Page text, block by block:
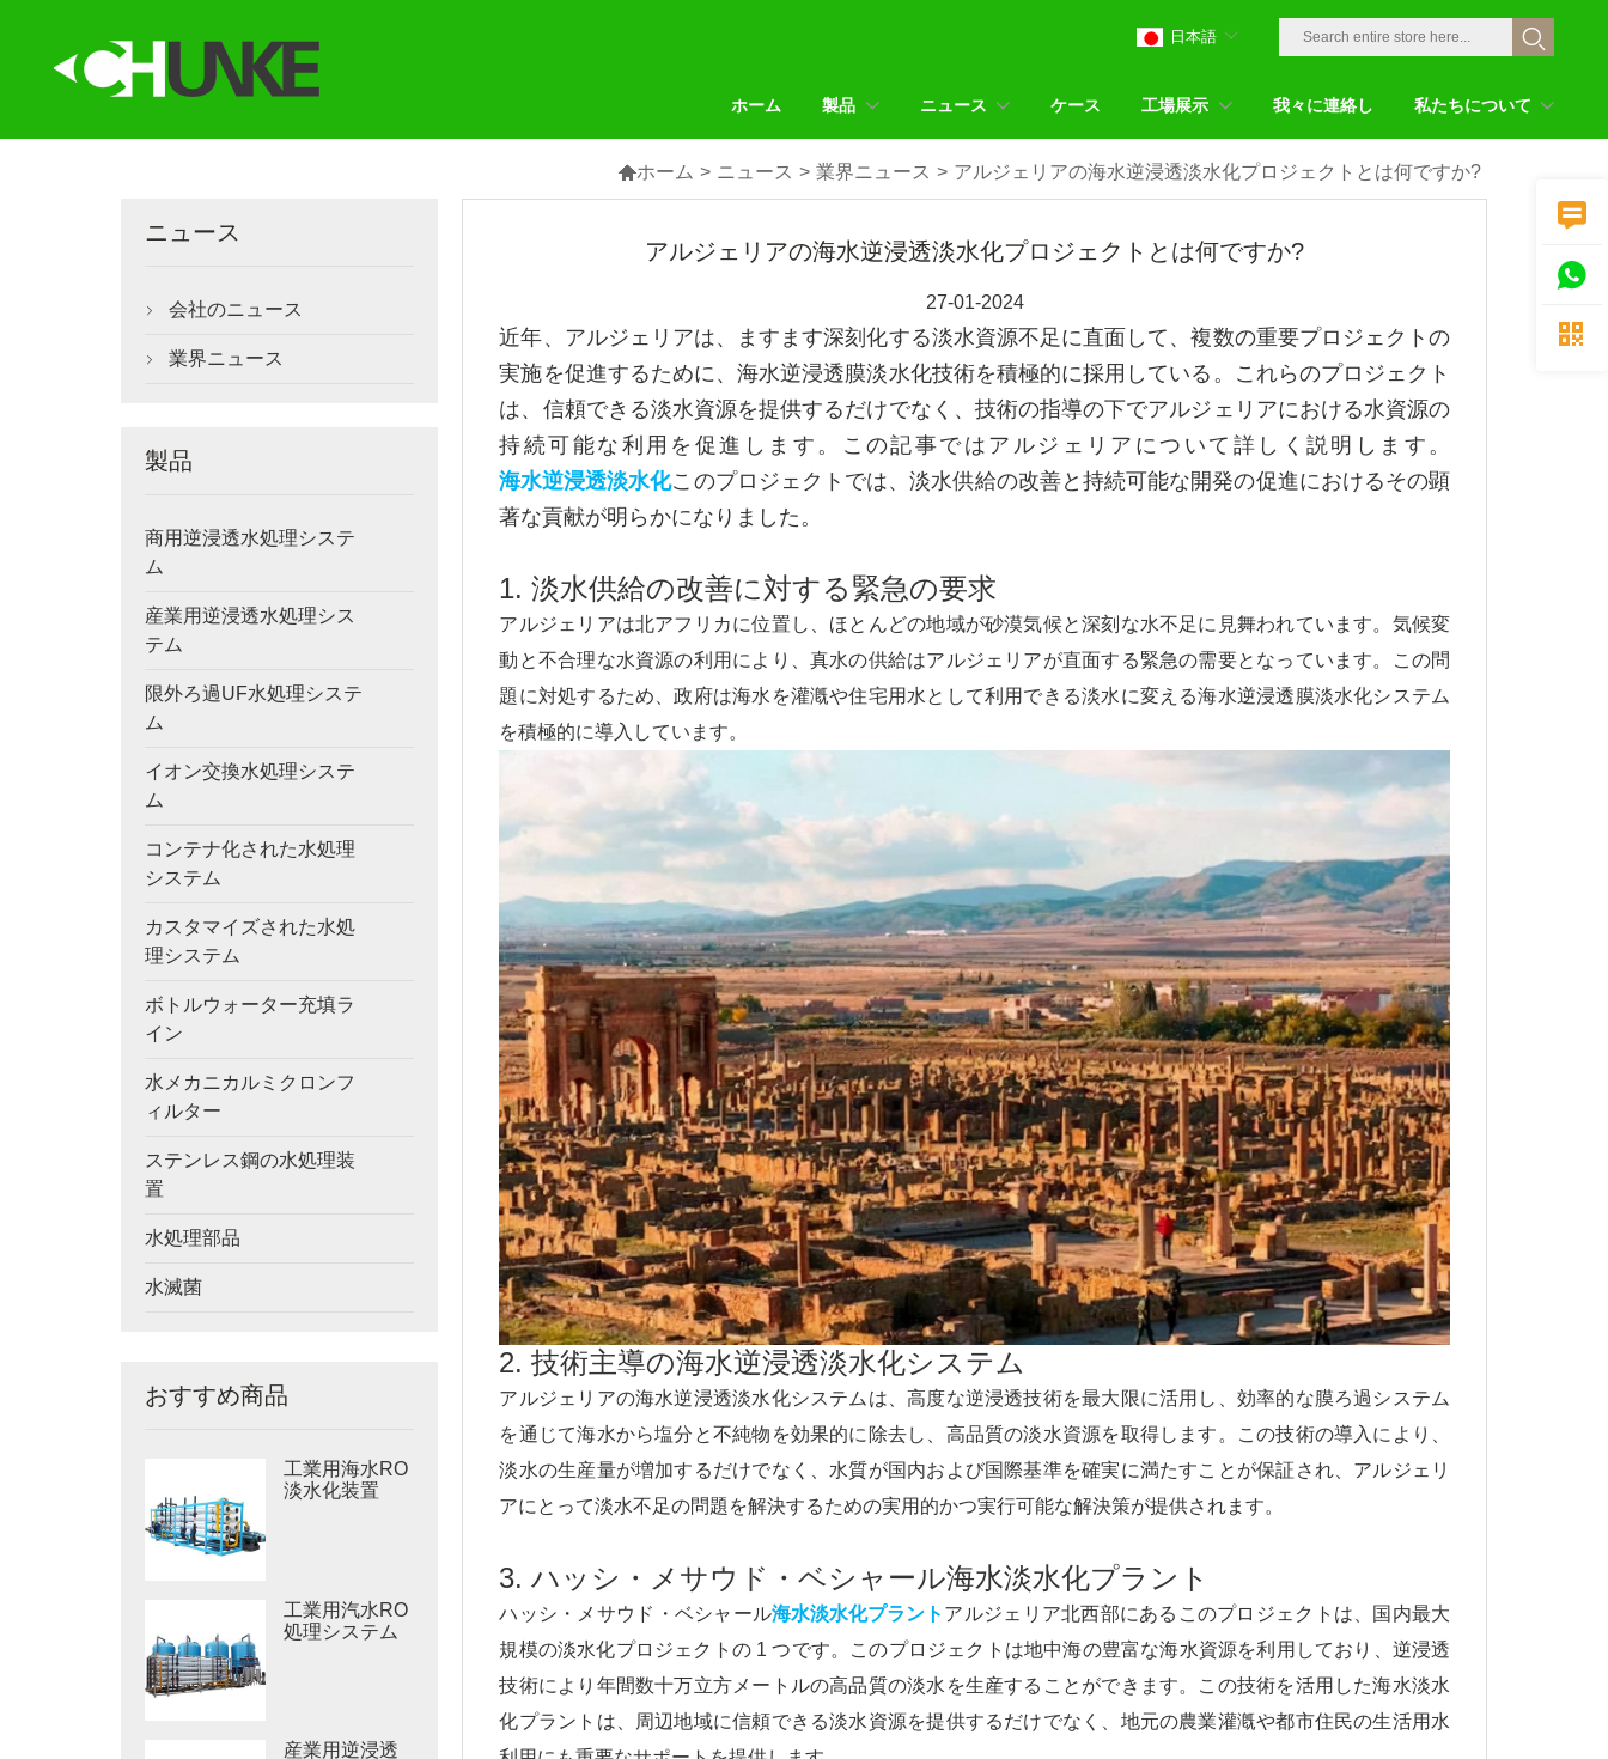
ホーム 製品 ニュース ケース 工場展示 我々に連絡し 私たちについて
日本語
ホーム > ニュース > 業界ニュース > アルジェリアの海水逆浸透淡水化プロジェクトとは何ですか?
ニュース
 会社のニュース
 業界ニュース
製品
商用逆浸透水処理システ
ム
産業用逆浸透水処理シス
テム
限外ろ過UF水処理システ
ム
イオン交換水処理システ
ム
コンテナ化された水処理
システム
カスタマイズされた水処
理システム
ボトルウォーター充填ラ
イン
水メカニカルミクロンフ
ィルター
ステンレス鋼の水処理装
置
水処理部品
水滅菌
おすすめ商品
工業用海水RO
淡水化装置
工業用汽水RO
処理システム
産業用逆浸透
アルジェリアの海水逆浸透淡水化プロジェクトとは何ですか?
27-01-2024
近年、アルジェリアは、ますます深刻化する淡水資源不足に直面して、複数の重要プロジェクトの
実施を促進するために、海水逆浸透膜淡水化技術を積極的に採用している。これらのプロジェクト
は、信頼できる淡水資源を提供するだけでなく、技術の指導の下でアルジェリアにおける水資源の
持続可能な利用を促進します。この記事ではアルジェリアについて詳しく説明します。
海水逆浸透淡水化このプロジェクトでは、淡水供給の改善と持続可能な開発の促進におけるその顕
著な貢献が明らかになりました。
1. 淡水供給の改善に対する緊急の要求
アルジェリアは北アフリカに位置し、ほとんどの地域が砂漠気候と深刻な水不足に見舞われています。気候変
動と不合理な水資源の利用により、真水の供給はアルジェリアが直面する緊急の需要となっています。この問
題に対処するため、政府は海水を灌漑や住宅用水として利用できる淡水に変える海水逆浸透膜淡水化システム
を積極的に導入しています。
2. 技術主導の海水逆浸透淡水化システム
アルジェリアの海水逆浸透淡水化システムは、高度な逆浸透技術を最大限に活用し、効率的な膜ろ過システム
を通じて海水から塩分と不純物を効果的に除去し、高品質の淡水資源を取得します。この技術の導入により、
淡水の生産量が増加するだけでなく、水質が国内および国際基準を確実に満たすことが保証され、アルジェリ
アにとって淡水不足の問題を解決するための実用的かつ実行可能な解決策が提供されます。
3. ハッシ・メサウド・ベシャール海水淡水化プラント
ハッシ・メサウド・ベシャール海水淡水化プラント アルジェリア北西部にあるこのプロジェクトは、国内最大
規模の淡水化プロジェクトの 1 つです。このプロジェクトは地中海の豊富な海水資源を利用しており、逆浸透
技術により年間数十万立方メートルの高品質の淡水を生産することができます。この技術を活用した海水淡水
化プラントは、周辺地域に信頼できる淡水資源を提供するだけでなく、地元の農業灌漑や都市住民の生活用水


